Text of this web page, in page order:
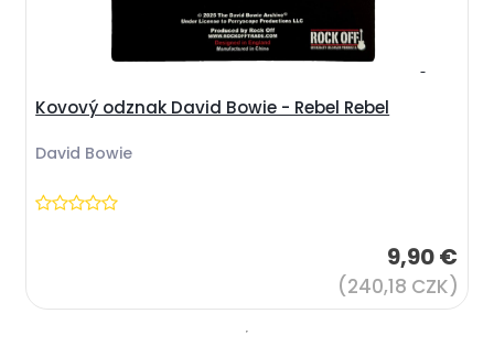
Kovový odznak David Bowie - Rebel Rebel
David Bowie
9,90 €
(240,18 CZK)